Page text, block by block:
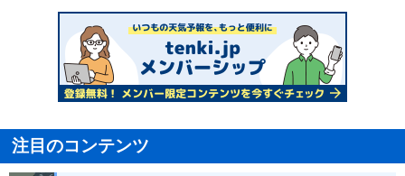
注目のコンテンツ